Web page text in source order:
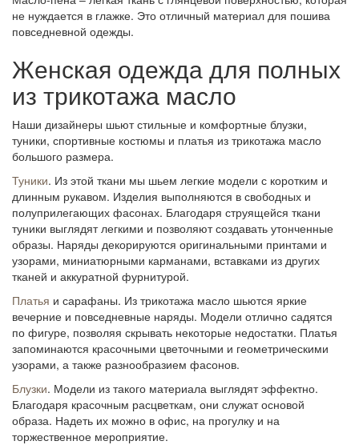
не нуждается в глажке. Это отличный материал для пошива
повседневной одежды.
Женская одежда для полных
из трикотажа масло
Наши дизайнеры шьют стильные и комфортные блузки,
туники, спортивные костюмы и платья из трикотажа масло
большого размера.
Туники. Из этой ткани мы шьем легкие модели с коротким и
длинным рукавом. Изделия выполняются в свободных и
полуприлегающих фасонах. Благодаря струящейся ткани
туники выглядят легкими и позволяют создавать утонченные
образы. Наряды декорируются оригинальными принтами и
узорами, миниатюрными карманами, вставками из других
тканей и аккуратной фурнитурой.
Платья и сарафаны. Из трикотажа масло шьются яркие
вечерние и повседневные наряды. Модели отлично садятся
по фигуре, позволяя скрывать некоторые недостатки. Платья
запоминаются красочными цветочными и геометрическими
узорами, а также разнообразием фасонов.
Блузки. Модели из такого материала выглядят эффектно.
Благодаря красочным расцветкам, они служат основой
образа. Надеть их можно в офис, на прогулку и на
торжественное мероприятие.